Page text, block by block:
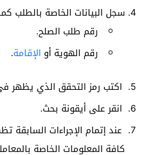
سجل البيانات الخاصة بالطلب
رقم طلب الصلح.
رقم الهوية أو الإقامة.
اكتب رمز التحقق الذي يظهر
انقر على أيقونة بحث.
عند إتمام الإجراءات
كافة المعلومات الخاصة